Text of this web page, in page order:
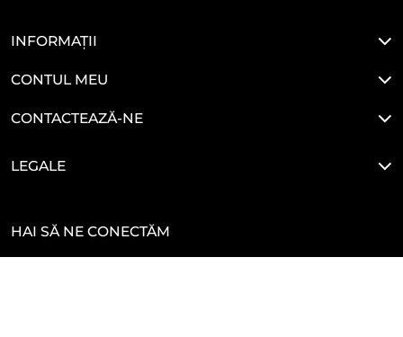
INFORMAȚII
CONTUL MEU
CONTACTEAZĂ-NE
LEGALE
HAI SĂ NE CONECTĂM